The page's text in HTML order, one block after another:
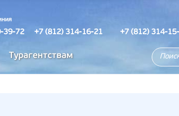
39-72 +7 (812) 314-16-21 +7 (812) 314-
Турагентствам